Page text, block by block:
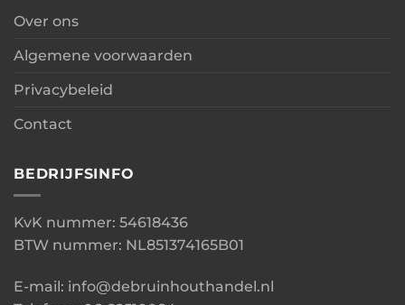
Over ons
Algemene voorwaarden
Privacybeleid
Contact
BEDRIJFSINFO
KvK nummer: 54618436
BTW nummer: NL851374165B01
E-mail: info@debruinhouthandel.nl